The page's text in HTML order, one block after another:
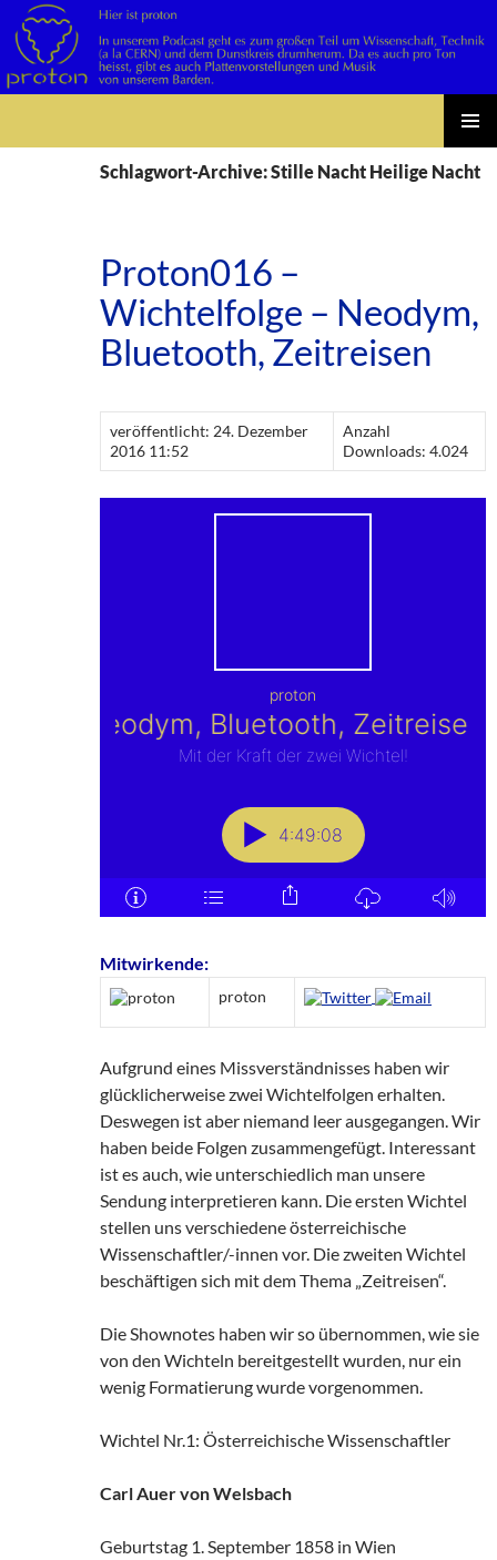
MENÜ
Schlagwort-Archive: Stille Nacht Heilige Nacht
Proton016 –
Wichtelfolge – Neodym,
Bluetooth, Zeitreisen
veröffentlicht: 24. Dezember
2016 11:52
Anzahl
Downloads: 4.024
Mitwirkende:
proton
Aufgrund eines Missverständnisses haben wir
glücklicherweise zwei Wichtelfolgen erhalten.
Deswegen ist aber niemand leer ausgegangen. Wir
haben beide Folgen zusammengefügt. Interessant
ist es auch, wie unterschiedlich man unsere
Sendung interpretieren kann. Die ersten Wichtel
stellen uns verschiedene österreichische
Wissenschaftler/-innen vor. Die zweiten Wichtel
beschäftigen sich mit dem Thema „Zeitreisen“.
Die Shownotes haben wir so übernommen, wie sie
von den Wichteln bereitgestellt wurden, nur ein
wenig Formatierung wurde vorgenommen.
Wichtel Nr.1: Österreichische Wissenschaftler
Carl Auer von Welsbach
Geburtstag 1. September 1858 in Wien